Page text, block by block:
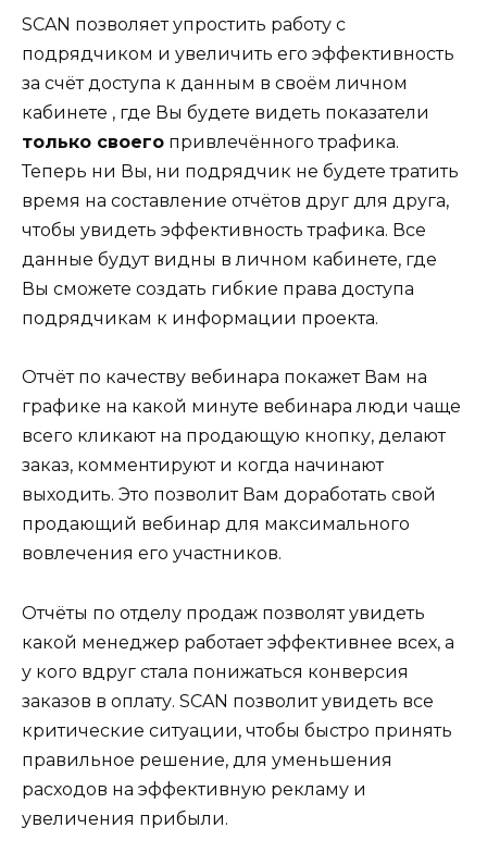
SCAN позволяет упростить работу с
подрядчиком и увеличить его эффективность
за счёт доступа к данным в своём личном
кабинете , где Вы будете видеть показатели
только своего привлечённого трафика.
Теперь ни Вы, ни подрядчик не будете тратить
время на составление отчётов друг для друга,
чтобы увидеть эффективность трафика. Все
данные будут видны в личном кабинете, где
Вы сможете создать гибкие права доступа
подрядчикам к информации проекта.
Отчёт по качеству вебинара покажет Вам на
графике на какой минуте вебинара люди чаще
всего кликают на продающую кнопку, делают
заказ, комментируют и когда начинают
выходить. Это позволит Вам доработать свой
продающий вебинар для максимального
вовлечения его участников.
Отчёты по отделу продаж позволят увидеть
какой менеджер работает эффективнее всех, а
у кого вдруг стала понижаться конверсия
заказов в оплату. SCAN позволит увидеть все
критические ситуации, чтобы быстро принять
правильное решение, для уменьшения
расходов на эффективную рекламу и
увеличения прибыли.